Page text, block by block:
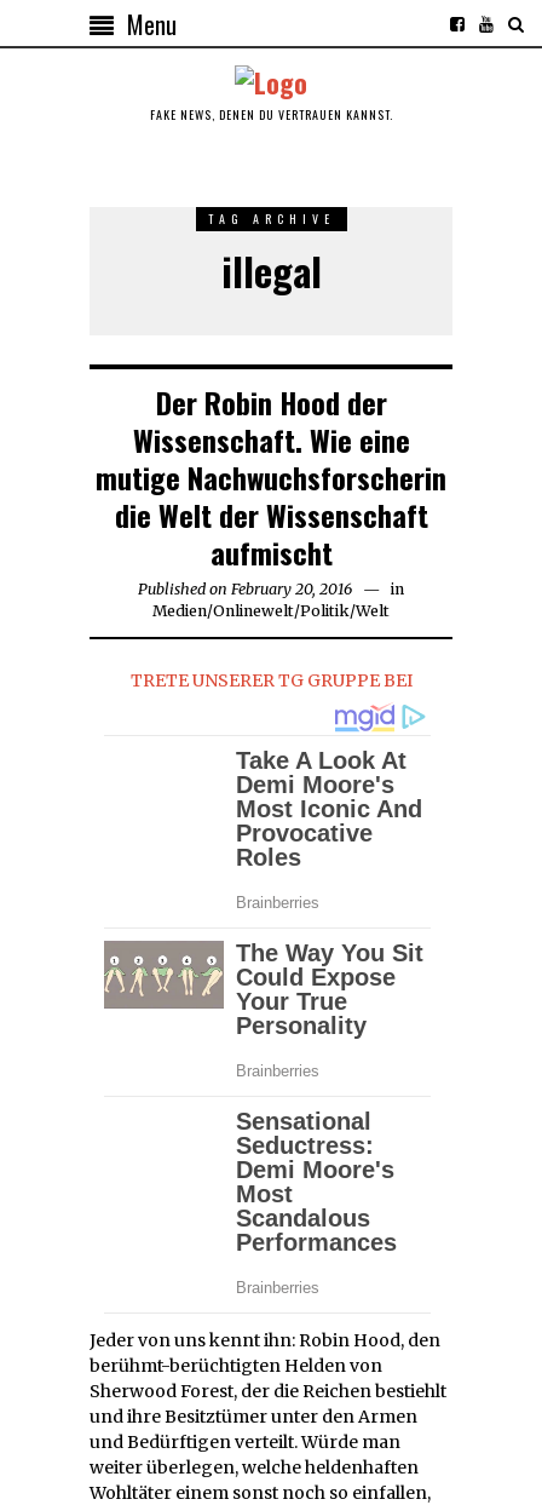
Menu
FAKE NEWS, DENEN DU VERTRAUEN KANNST.
TAG ARCHIVE
illegal
Der Robin Hood der
Wissenschaft. Wie eine
mutige Nachwuchsforscherin
die Welt der Wissenschaft
aufmischt
Published on February 20, 2016
in
Medien/Onlinewelt/Politik/Welt
TRETE UNSERER TG GRUPPE BEI
Jeder von uns kennt ihn: Robin Hood, den
berühmt-berüchtigten Helden von
Sherwood Forest, der die Reichen bestiehlt
und ihre Besitztümer unter den Armen
und Bedürftigen verteilt. Würde man
weiter überlegen, welche heldenhaften
Wohltäter einem sonst noch so einfallen,